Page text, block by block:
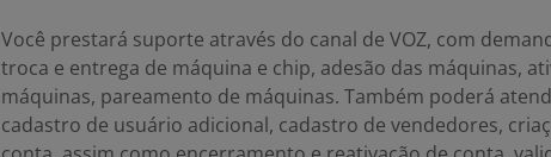
Você prestará suporte através do canal de VOZ, com
troca e entrega de máquina e chip, adesão das máquinas,
máquinas, pareamento de máquinas. Também poderá
cadastro de usuário adicional, cadastro de vendedores,